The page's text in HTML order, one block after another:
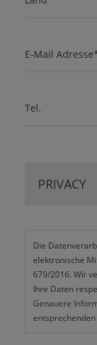
E-Mail
Tel.
PRIVACY
Die
elektronische
679/2016. Wir
Ihre Daten
Genauere